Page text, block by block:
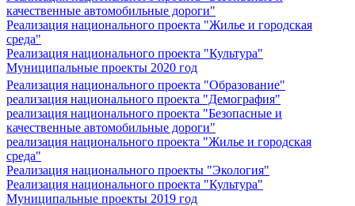
качественные автомобильные дороги"
Реализация национального проекта "Жилье и городская
среда"
Реализация национального проекта "Культура"
Муниципальные проекты 2020 год
Реализация национального проекта "Образование"
реализация национального проекта "Демография"
реализация национального проекта "Безопасные и
качественные автомобильные дороги"
реализация национального проекта "Жилье и городская
среда"
Реализация национального проекты "Экология"
Реализация национального проекта "Культура"
Муниципальные проекты 2019 год